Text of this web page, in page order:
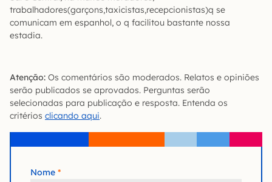
trabalhadores(garçons,taxicistas,recepcionistas)q se
comunicam em espanhol, o q facilitou bastante nossa
estadia.
Atenção: Os comentários são moderados. Relatos e opiniões
serão publicados se aprovados. Perguntas serão
selecionadas para publicação e resposta. Entenda os
critérios clicando aqui.
Nome